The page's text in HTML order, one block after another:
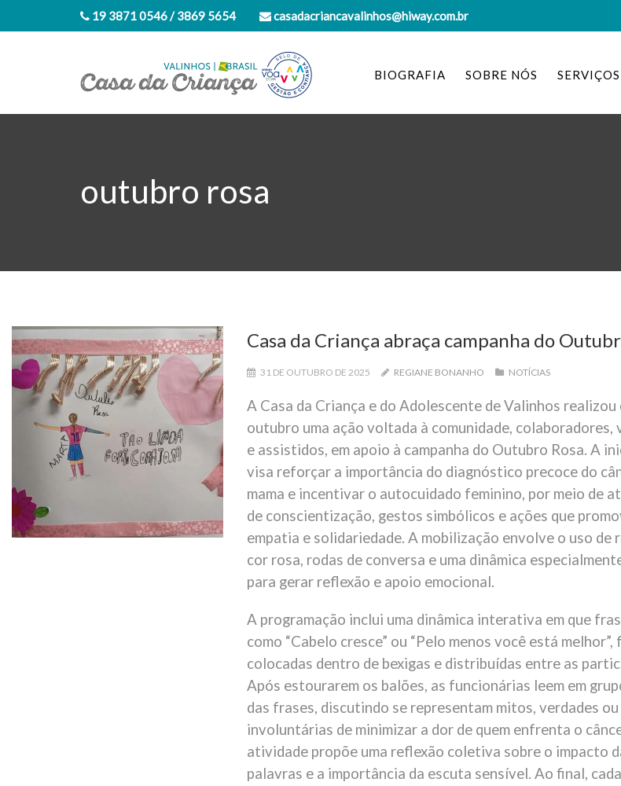
19 3871 0546 / 3869 5654 casadacriancavalinhos@hiway.com.br
BIOGRAFIA SOBRE NÓS SERVIÇOS
outubro rosa
Casa da Criança abraça campanha do
31 DE OUTUBRO DE 2025 REGIANE BONANHO NOTÍCIAS
A Casa da Criança e do Adolescente de Valinhos realizou
outubro uma ação voltada à comunidade, colaboradores,
e assistidos, em apoio à campanha do Outubro Rosa. A
visa reforçar a importância do diagnóstico precoce do
mama e incentivar o autocuidado feminino, por meio de
de conscientização, gestos simbólicos e ações que
empatia e solidariedade. A mobilização envolve o uso de
cor rosa, rodas de conversa e uma dinâmica
para gerar reflexão e apoio emocional.
A programação inclui uma dinâmica interativa em que
como “Cabelo cresce” ou “Pelo menos você está melhor”,
colocadas dentro de bexigas e distribuídas entre as
Após estourarem os balões, as funcionárias leem em
das frases, discutindo se representam mitos, verdades
involuntárias de minimizar a dor de quem enfrenta o
atividade propõe uma reflexão coletiva sobre o impacto
palavras e a importância da escuta sensível. Ao final, cada